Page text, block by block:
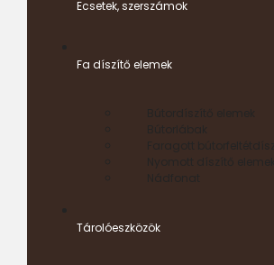
Ecsetek, szerszámok
Fa díszítő elemek
Bútordíszítő elemek
Bútorlábak
Faragott bútorfeltétdísz
Nyomott díszítő elemek
Nádfonat
Tárolóeszközök